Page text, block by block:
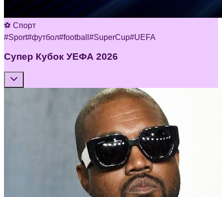
⚽ Спорт
#Sport#футбол#football #SuperCup#UEFA
Супер Кубок УЕФА 2026